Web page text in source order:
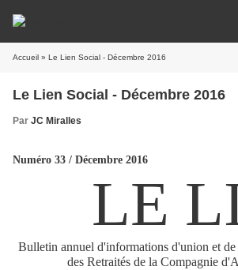
Accueil » Le Lien Social - Décembre 2016
Le Lien Social - Décembre 2016
Par JC Miralles
Numéro 33 / Décembre 2016
LE
Bulletin annuel d'informations d'union et
des Retraités de la Compagnie